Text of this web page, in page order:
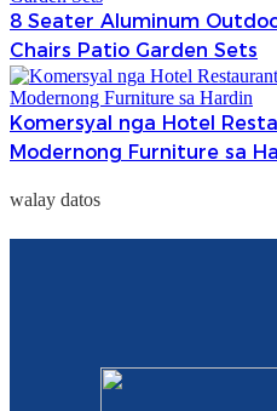
8 Seater Aluminum
Chairs Patio Garden Sets
Komersyal nga Hotel
Modernong Furniture sa
walay datos